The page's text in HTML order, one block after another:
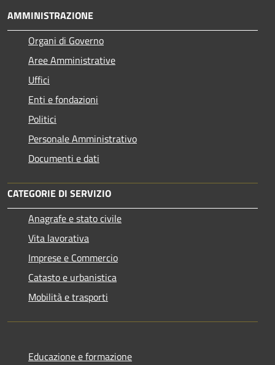
AMMINISTRAZIONE
Organi di Governo
Aree Amministrative
Uffici
Enti e fondazioni
Politici
Personale Amministrativo
Documenti e dati
CATEGORIE DI SERVIZIO
Anagrafe e stato civile
Vita lavorativa
Imprese e Commercio
Catasto e urbanistica
Mobilità e trasporti
Educazione e formazione